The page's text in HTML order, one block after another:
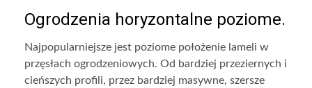
Ogrodzenia horyzontalne poziome.
Najpopularniejsze jest poziome położenie lameli w
przęsłach ogrodzeniowych. Od bardziej przeziernych i
cieńszych profili, przez bardziej masywne, szersze